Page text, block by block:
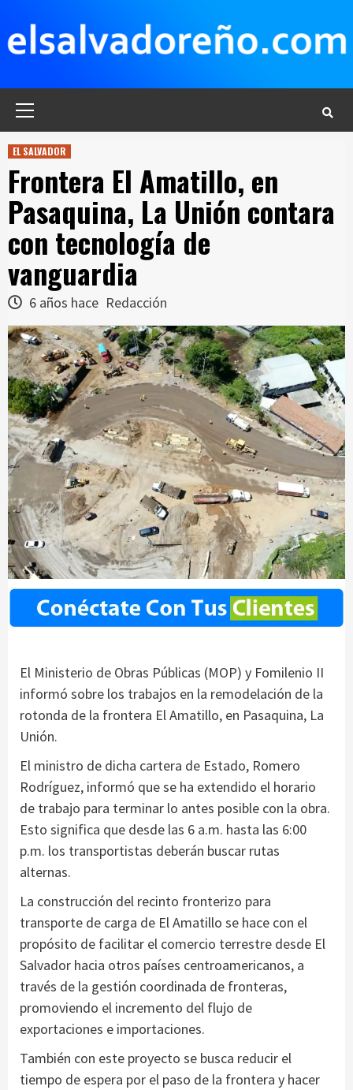
contenido
EL SALVADOR
Frontera El Amatillo, en
Pasaquina, La Unión contara
con tecnología de
vanguardia
6 años hace Redacción
El Ministerio de Obras Públicas (MOP) y Fomilenio II
informó sobre los trabajos en la remodelación de la
rotonda de la frontera El Amatillo, en Pasaquina, La
Unión.
El ministro de dicha cartera de Estado, Romero
Rodríguez, informó que se ha extendido el horario
de trabajo para terminar lo antes posible con la obra.
Esto significa que desde las 6 a.m. hasta las 6:00
p.m. los transportistas deberán buscar rutas
alternas.
La construcción del recinto fronterizo para
transporte de carga de El Amatillo se hace con el
propósito de facilitar el comercio terrestre desde El
Salvador hacia otros países centroamericanos, a
través de la gestión coordinada de fronteras,
promoviendo el incremento del flujo de
exportaciones e importaciones.
También con este proyecto se busca reducir el
tiempo de espera por el paso de la frontera y hacer